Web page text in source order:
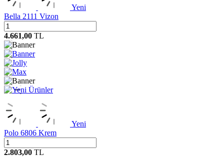
Yeni
Bella 2111 Vizon
4.661,00 TL
Yeni
Polo 6806 Krem
2.803,00 TL